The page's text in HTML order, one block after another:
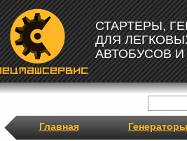
СТАРТЕРЫ,
ДЛЯ
АВТОБУСОВ
Главная Генераторы